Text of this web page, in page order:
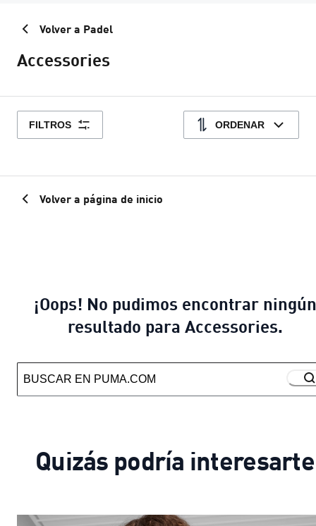
Volver a Padel
Accessories
FILTROS ORDENAR
Volver a página de inicio
¡Oops! No pudimos encontrar ningún
resultado para Accessories.
Quizás podría interesarte